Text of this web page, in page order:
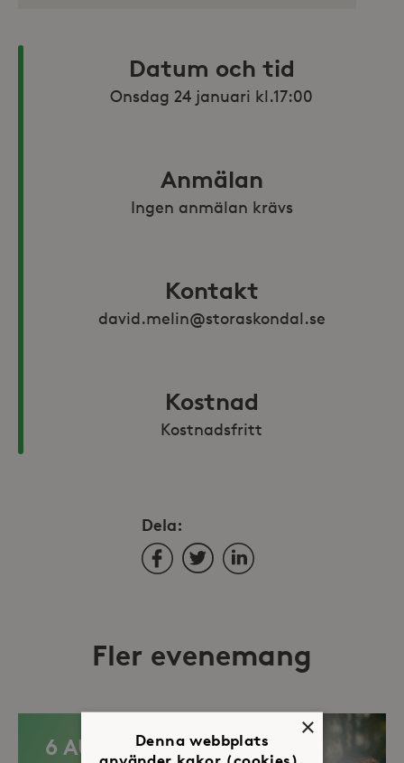
Datum och tid
Anmälan
Ingen anmälan krävs
Kontakt
david.melin@storaskondal.se
Kostnad
Kostnadsfritt
Dela:
FacebookTwitterLinkedIn
Fler evenemang
6 AUG
×
Denna webbplats
använder kakor (cookies).